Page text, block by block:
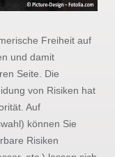
Freiheit auf
und damit
Seite. Die
von Risiken hat
Auf
können Sie
Risiken